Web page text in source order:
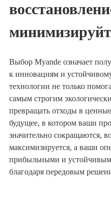
Выбор Myande означает
к инновациям и
технологии не только
самым строгим
превращать отходы в
будущее, в котором ваши
значительно сокращаются,
максимизируется, а ваши
прибыльными и
благодаря передовым